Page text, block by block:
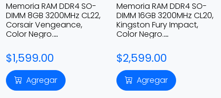
Memoria RAM DDR4 SO-
DIMM 8GB 3200MHz CL22,
Corsair Vengeance,
Color Negro.
$1,599.00
Agregar
Memoria RAM DDR4 SO-
DIMM 16GB 3200MHz CL20,
Kingston Fury Impact,
Color Negro.
$2,599.00
Agregar